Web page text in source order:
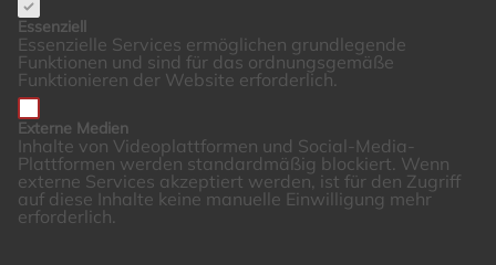
Essenziell
Essenzielle Services ermöglichen grundlegende
Funktionen und sind für das ordnungsgemäße
Funktionieren der Website erforderlich.
Externe Medien
Inhalte von Videoplattformen und Social-Media-
Plattformen werden standardmäßig blockiert. Wenn
externe Services akzeptiert werden, ist für den Zugriff
auf diese Inhalte keine manuelle Einwilligung mehr
erforderlich.